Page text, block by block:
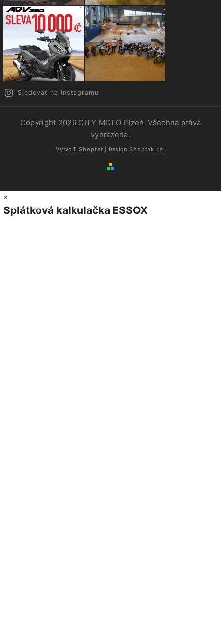
Sledovat na Instagramu
Copyright 2026 CITY MOTO Plzeň. Všechna práva
vyhrazena.
Vytvořil Shoptet | Design Shoptak.cz.
×
Splátková kalkulačka ESSOX